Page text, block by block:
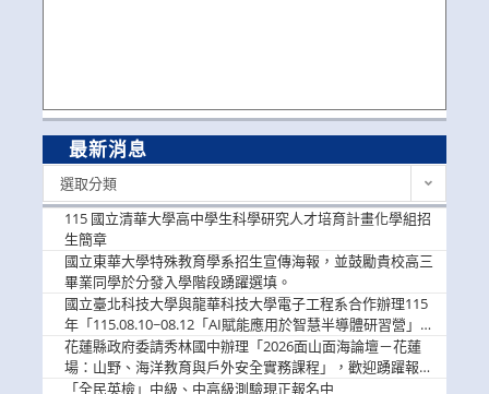
最新消息
選取分類
115 國立清華大學高中學生科學研究人才培育計畫化學組招
生簡章
國立東華大學特殊教育學系招生宣傳海報，並鼓勵貴校高三
畢業同學於分發入學階段踴躍選填。
國立臺北科技大學與龍華科技大學電子工程系合作辦理115
年「115.08.10~08.12「AI賦能應用於智慧半導體研習營」，
歡迎學生踴躍報名參加
花蓮縣政府委請秀林國中辦理「2026面山面海論壇－花蓮
場：山野、海洋教育與戶外安全實務課程」，歡迎踴躍報名
參加
「全民英檢」中級、中高級測驗現正報名中